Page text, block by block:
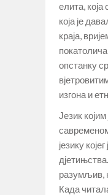
елита, која
која је
краја,
опстанку
изгона и
Језик
језику
разумљив,
Када